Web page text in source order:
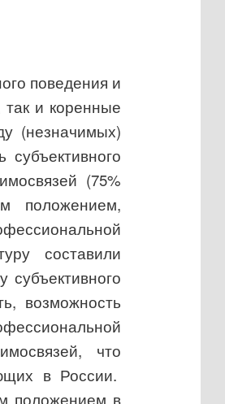
поведения и
так и коренные
(незначимых)
(75%
положением,
составили
возможность
что
в России.
положением в